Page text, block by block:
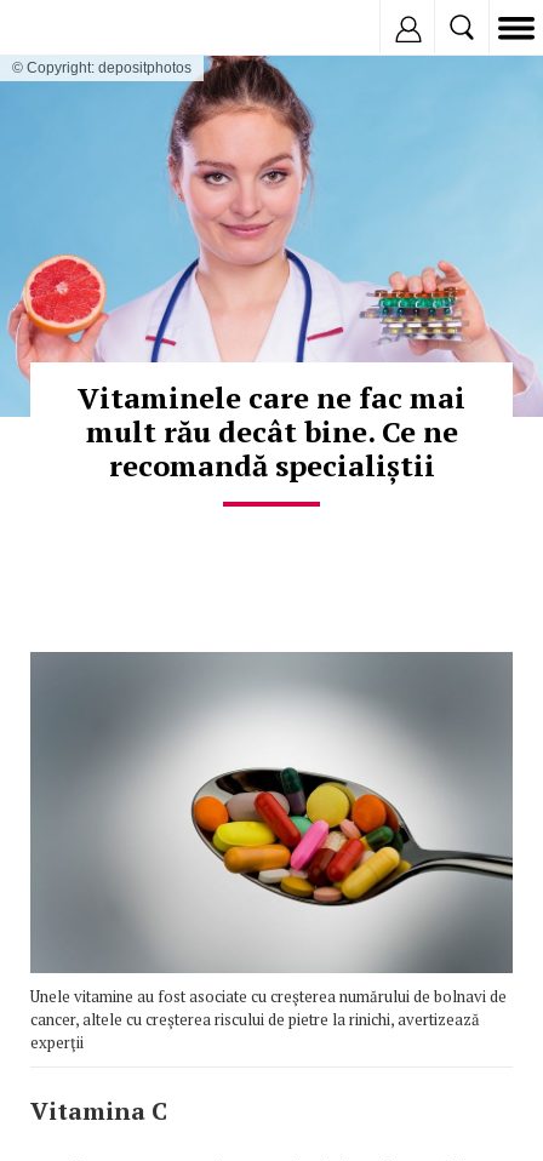
© Copyright: depositphotos
Vitaminele care ne fac mai
mult rău decât bine. Ce ne
recomandă specialiștii
Unele vitamine au fost asociate cu creşterea numărului de bolnavi de
cancer, altele cu creşterea riscului de pietre la rinichi, avertizează
experţii
Vitamina C